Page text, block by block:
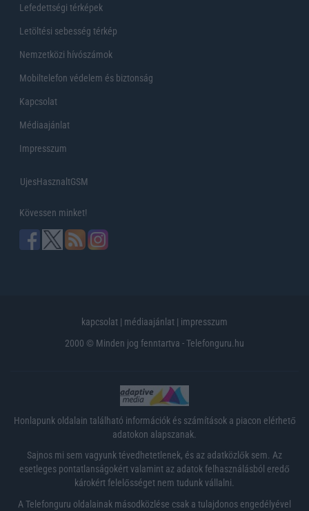
Lefedettségi térképek
Letöltési sebesség térkép
Nemzetközi hívószámok
Mobiltelefon védelem és biztonság
Kapcsolat
Médiaajánlat
Impresszum
UjesHasznaltGSM
Kövessen minket!
kapcsolat | médiaajánlat | impresszum
2000 © Minden jog fenntartva - Telefonguru.hu
Honlapunk oldalain található információk és számítások a piacon elérhető
adatokon alapszanak.
Sajnos mi sem vagyunk tévedhetetlenek, és az adatközlők sem. Az
esetleges pontatlanságokért valamint az adatok felhasználásból eredő
károkért felelősséget nem tudunk vállalni.
A Telefonguru oldalainak másodközlése csak a tulajdonos engedélyével